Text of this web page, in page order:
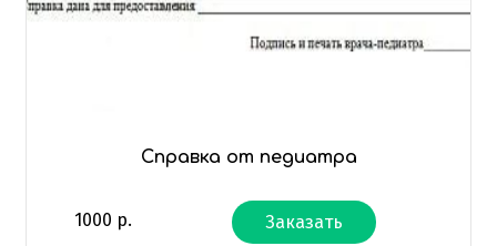
Справка от педиатра
1000 р. Заказать